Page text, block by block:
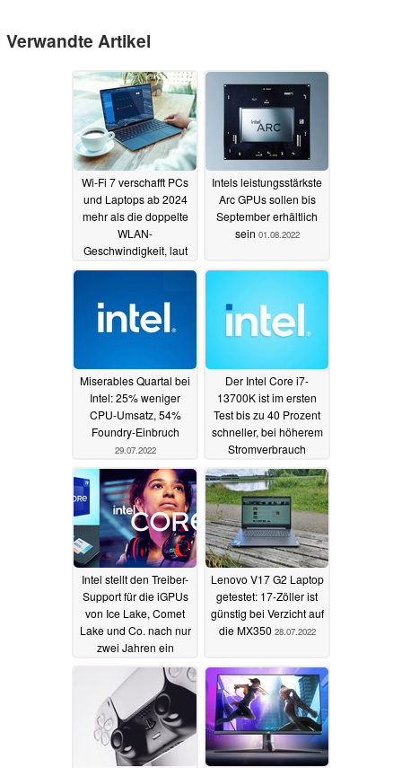
Verwandte Artikel
Wi-Fi 7 verschafft PCs
und Laptops ab 2024
mehr als die doppelte
WLAN-
Geschwindigkeit, laut
Intel02.08.2022
Intels leistungsstärkste
Arc GPUs sollen bis
September erhältlich
sein 01.08.2022
Miserables Quartal bei
Intel: 25% weniger
CPU-Umsatz, 54%
Foundry-Einbruch
29.07.2022
Der Intel Core i7-
13700K ist im ersten
Test bis zu 40 Prozent
schneller, bei höherem
Stromverbrauch
28.07.2022
Intel stellt den Treiber-
Support für die iGPUs
von Ice Lake, Comet
Lake und Co. nach nur
zwei Jahren ein
28.07.2022
Lenovo V17 G2 Laptop
getestet: 17-Zöller ist
günstig bei Verzicht auf
die MX350 28.07.2022